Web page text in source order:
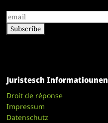
Juristesch Informatiounen
Droit de réponse
Impressum
Datenschutz